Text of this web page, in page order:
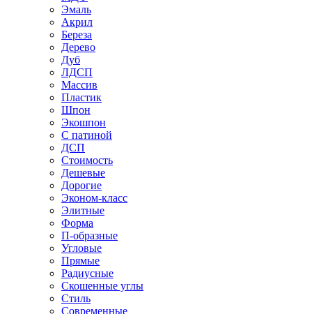
Эмаль
Акрил
Береза
Дерево
Дуб
ЛДСП
Массив
Пластик
Шпон
Экошпон
С патиной
ДСП
Стоимость
Дешевые
Дорогие
Эконом-класс
Элитные
Форма
П-образные
Угловые
Прямые
Радиусные
Скошенные углы
Стиль
Современные